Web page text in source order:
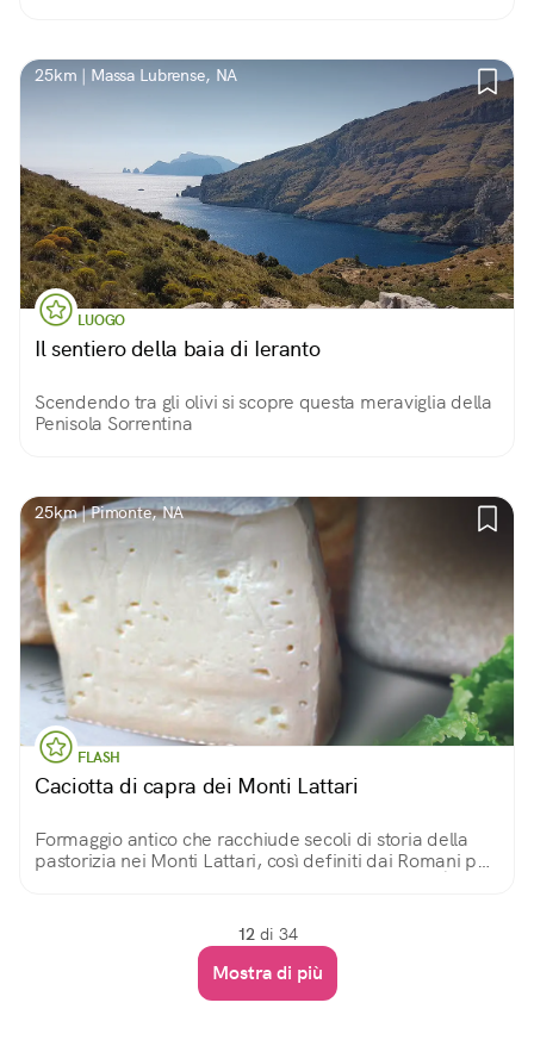
25km | Massa Lubrense, NA
LUOGO
Il sentiero della baia di Ieranto
Scendendo tra gli olivi si scopre questa meraviglia della
Penisola Sorrentina
25km | Pimonte, NA
FLASH
Caciotta di capra dei Monti Lattari
Formaggio antico che racchiude secoli di storia della
pastorizia nei Monti Lattari, così definiti dai Romani per
12 di 34
Mostra di più